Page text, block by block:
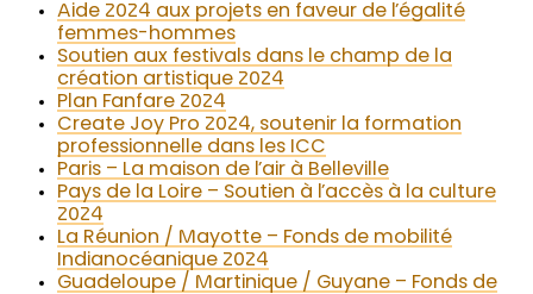
Aide 2024 aux projets en faveur de l’égalité
femmes-hommes
Soutien aux festivals dans le champ de la
création artistique 2024
Plan Fanfare 2024
Create Joy Pro 2024, soutenir la formation
professionnelle dans les ICC
Paris – La maison de l’air à Belleville
Pays de la Loire – Soutien à l’accès à la culture
2024
La Réunion / Mayotte – Fonds de mobilité
Indianocéanique 2024
Guadeloupe / Martinique / Guyane – Fonds de